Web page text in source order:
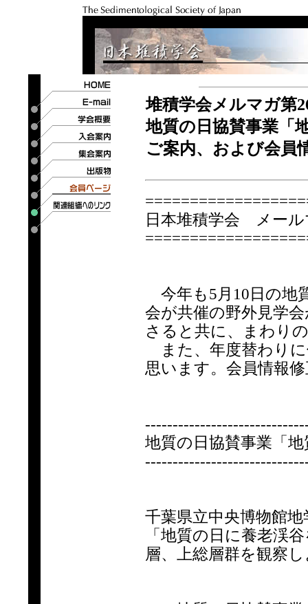
堆積学会メルマガ第
地質の日協賛事業「
ご案内、および会員
日本堆積学会 メー
今年も5月10日の地
会が共催の野外見学
さると共に、まわり
また、年度替わり
思います。会員情報
地質の日協賛事業「
千葉県立中央博物館
「地質の日に養老渓
層、上総層群を観察